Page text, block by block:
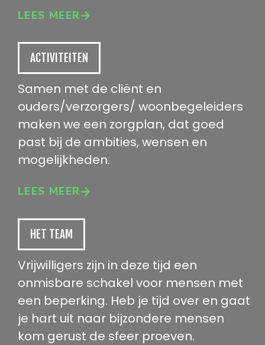
LEES MEER
ACTIVITEITEN
Samen met de cliënt en
ouders/verzorgers/ woonbegeleiders
maken we een zorgplan, dat goed
past bij de ambities, wensen en
mogelijkheden.
LEES MEER
HET TEAM
Vrijwilligers zijn in deze tijd een
onmisbare schakel voor mensen met
een beperking. Heb je tijd over en gaat
je hart uit naar bijzondere mensen
kom gerust de sfeer proeven.